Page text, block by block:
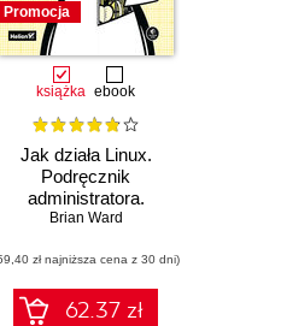
Promocja
książka ebook
Jak działa Linux.
Podręcznik
administratora.
Wydanie III
Brian Ward
zł najniższa cena z 30 dni)
62.37 zł